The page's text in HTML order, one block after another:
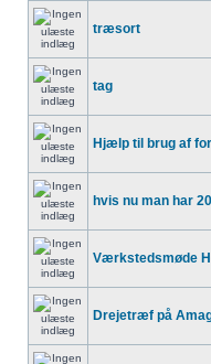
træsort
tag
Hjælp til brug af
hvis nu man har
Værkstedsmøde
Drejetræf på